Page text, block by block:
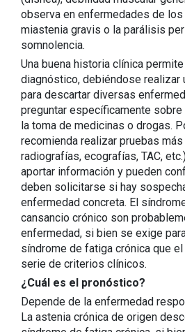
observa en enfermedades de
miastenia gravis o la parálisis
somnolencia.
Una buena historia clínica
diagnóstico, debiéndose
para descartar diversas
preguntar específicamente
la toma de medicinas o drogas.
recomienda realizar pruebas
radiografías, ecografías, TAC,
aportar información y pueden
deben solicitarse si hay
enfermedad concreta. El
cansancio crónico son
enfermedad, si bien se exige
síndrome de fatiga crónica que
serie de criterios clínicos.
¿Cuál es el pronóstico?
Depende de la enfermedad
La astenia crónica de origen